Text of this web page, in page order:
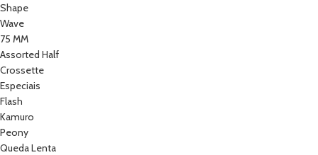
Shape
Wave
75 MM
Assorted Half
Crossette
Especiais
Flash
Kamuro
Peony
Queda Lenta